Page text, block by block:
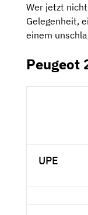
Wer jetzt
Gelegenheit,
einem
Peugeot
UPE